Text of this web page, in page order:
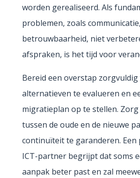
worden gerealiseerd. Als
problemen, zoals
betrouwbaarheid, niet
afspraken, is het tijd voor
Bereid een overstap
alternatieven te evalueren en
migratieplan op te stellen.
tussen de oude en de nieuwe
continuïteit te garanderen. Een
ICT-partner begrijpt dat soms
aanpak beter past en zal